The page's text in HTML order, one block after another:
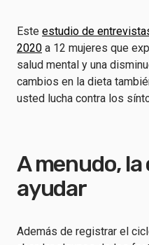
Este estudio de
2020 a 12 mujeres que
salud mental y una
cambios en la dieta
usted lucha contra los
A menudo,
ayudar
Además de registrar el